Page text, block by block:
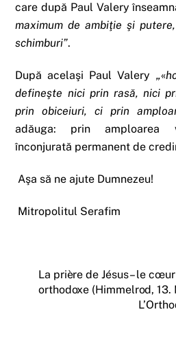
care după Paul Valery
maximum de ambiţie şi
schimburi”.
După acelaşi Paul Valery „«
defineşte nici prin rasă, nici
prin obiceiuri, ci prin
adăuga: prin amploarea
înconjurată permanent de
Aşa să ne ajute Dumnezeu!
Mitropolitul Serafim
La prière de Jésus – le
orthodoxe (Himmelrod, 13.